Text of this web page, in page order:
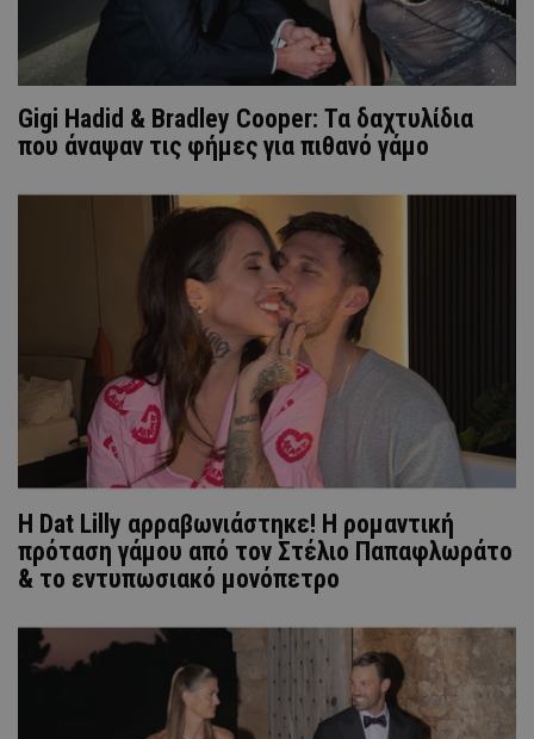
Gigi Hadid & Bradley Cooper: Τα δαχτυλίδια
που άναψαν τις φήμες για πιθανό γάμο
Η Dat Lilly αρραβωνιάστηκε! Η ρομαντική
πρόταση γάμου από τον Στέλιο Παπαφλωράτο
& το εντυπωσιακό μονόπετρο